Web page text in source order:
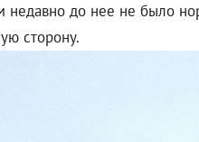
до нее не было
сторону.